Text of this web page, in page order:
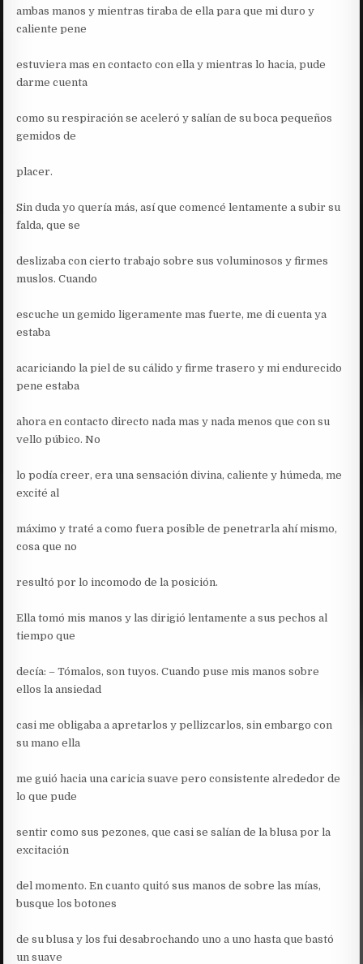
ambas manos y mientras tiraba de ella para que mi duro y
caliente pene
estuviera mas en contacto con ella y mientras lo hacia, pude
darme cuenta
como su respiración se aceleró y salían de su boca pequeños
gemidos de
placer.
Sin duda yo quería más, así que comencé lentamente a subir su
falda, que se
deslizaba con cierto trabajo sobre sus voluminosos y firmes
muslos. Cuando
escuche un gemido ligeramente mas fuerte, me di cuenta ya
estaba
acariciando la piel de su cálido y firme trasero y mi endurecido
pene estaba
ahora en contacto directo nada mas y nada menos que con su
vello púbico. No
lo podía creer, era una sensación divina, caliente y húmeda, me
excité al
máximo y traté a como fuera posible de penetrarla ahí mismo,
cosa que no
resultó por lo incomodo de la posición.
Ella tomó mis manos y las dirigió lentamente a sus pechos al
tiempo que
decía: – Tómalos, son tuyos. Cuando puse mis manos sobre
ellos la ansiedad
casi me obligaba a apretarlos y pellizcarlos, sin embargo con
su mano ella
me guió hacia una caricia suave pero consistente alrededor de
lo que pude
sentir como sus pezones, que casi se salían de la blusa por la
excitación
del momento. En cuanto quitó sus manos de sobre las mías,
busque los botones
de su blusa y los fui desabrochando uno a uno hasta que bastó
un suave